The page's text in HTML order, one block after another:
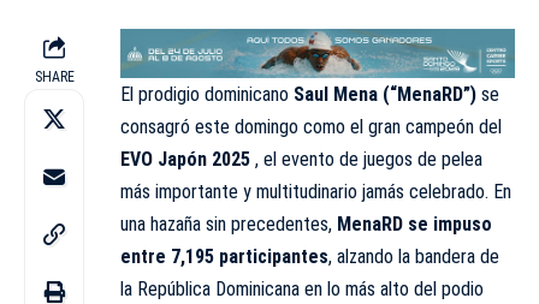
SHARE
El prodigio dominicano Saul Mena (“MenaRD”) se
consagró este domingo como el gran campeón del
EVO Japón 2025 , el evento de juegos de pelea
más importante y multitudinario jamás celebrado. En
una hazaña sin precedentes, MenaRD se impuso
entre 7,195 participantes, alzando la bandera de
la República Dominicana en lo más alto del podio